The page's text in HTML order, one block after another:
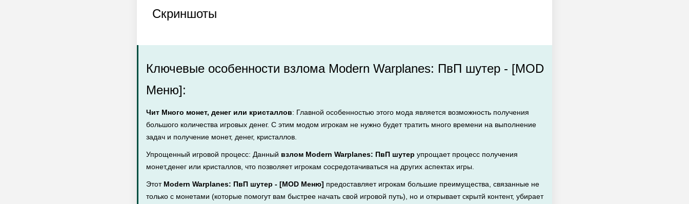
Скриншоты
Ключевые особенности взлома Modern Warplanes: ПвП шутер - [MOD
Меню]:
Чит Много монет, денег или кристаллов: Главной особенностью этого мода является возможность получения
большого количества игровых денег. С этим модом игрокам не нужно будет тратить много времени на выполнение
задач и получение монет, денег, кристаллов.
Упрощенный игровой процесс: Данный взлом Modern Warplanes: ПвП шутер упрощает процесс получения
монет,денег или кристаллов, что позволяет игрокам сосредотачиваться на других аспектах игры.
Этот Modern Warplanes: ПвП шутер - [MOD Меню] предоставляет игрокам большие преимущества, связанные не
только с монетами (которые помогут вам быстрее начать свой игровой путь), но и открывает скрытй контент, убирает